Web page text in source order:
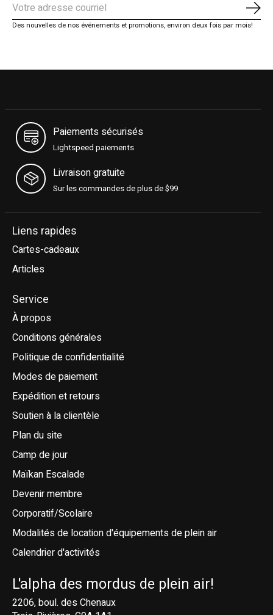
Des nouvelles de nos événements et promotions, environ deux fois par mois!
Paiements sécurisés
Lightspeed paiements
Livraison gratuite
Sur les commandes de plus de $99
Liens rapides
Cartes-cadeaux
Articles
Service
À propos
Conditions générales
Politique de confidentialité
Modes de paiement
Expédition et retours
Soutien à la clientèle
Plan du site
Camp de jour
Maïkan Escalade
Devenir membre
Corporatif/Scolaire
Modalités de location d'équipements de plein air
Calendrier d'activités
L'alpha des mordus de plein air!
2206, boul. des Chenaux